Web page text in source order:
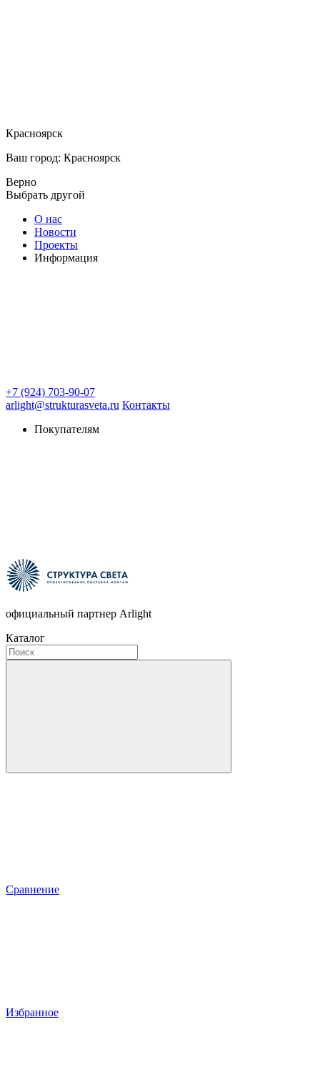
Красноярск
Ваш город: Красноярск
Верно
Выбрать другой
О нас
Новости
Проекты
Информация
+7 (924) 703-90-07
arlight@strukturasveta.ru Контакты
Покупателям
официальный партнер Arlight
Каталог
Сравнение
Избранное